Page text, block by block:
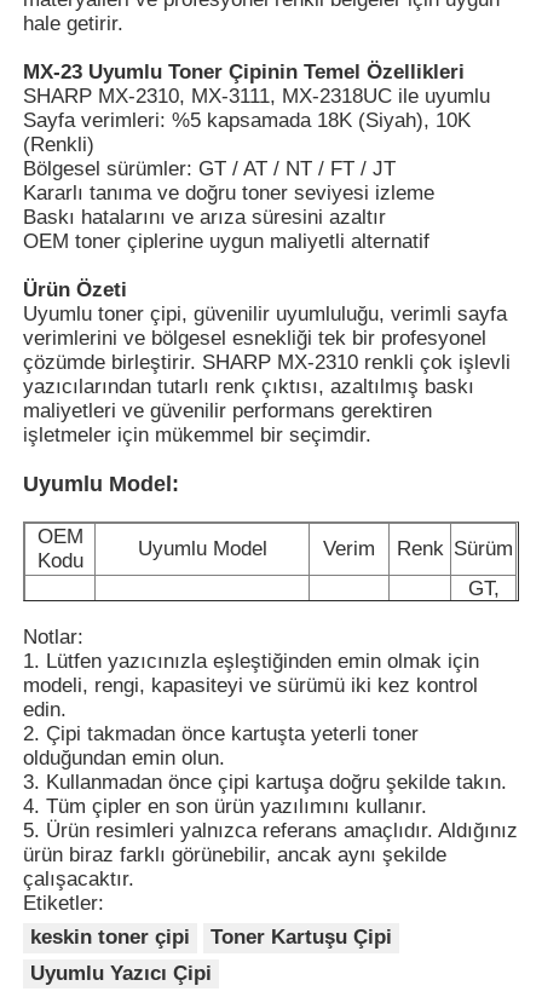
Hakkımızda
Bize ulaşın
Haberler
Tüm servis talepleri
Teklif isteği
HP toner çipi
Xerox Toner Çip
Lexmark Toner Çip
Kyocera toner çipi
Samsung Toner Çipi
Canon Toner Çipi
OKI Toner Çipi
Kardeş Toner Çipi
hale getirir.
MX-23 Uyumlu Toner Çipinin Temel Özellikleri
SHARP MX-2310, MX-3111, MX-2318UC ile uyumlu
Sayfa verimleri: %5 kapsamada 18K (Siyah), 10K
(Renkli)
Bölgesel sürümler: GT / AT / NT / FT / JT
Kararlı tanıma ve doğru toner seviyesi izleme
Baskı hatalarını ve arıza süresini azaltır
OEM toner çiplerine uygun maliyetli alternatif
Ürün Özeti
Uyumlu toner çipi, güvenilir uyumluluğu, verimli sayfa
verimlerini ve bölgesel esnekliği tek bir profesyonel
çözümde birleştirir. SHARP MX-2310 renkli çok işlevli
yazıcılarından tutarlı renk çıktısı, azaltılmış baskı
maliyetleri ve güvenilir performans gerektiren
işletmeler için mükemmel bir seçimdir.
Uyumlu Model:
OEM
Kodu
Uyumlu Model Verim Renk Sürüm
MX-23
GT,
FT, JT
Notlar:
1. Lütfen yazıcınızla eşleştiğinden emin olmak için
modeli, rengi, kapasiteyi ve sürümü iki kez kontrol
edin.
2. Çipi takmadan önce kartuşta yeterli toner
olduğundan emin olun.
3. Kullanmadan önce çipi kartuşa doğru şekilde takın.
4. Tüm çipler en son ürün yazılımını kullanır.
5. Ürün resimleri yalnızca referans amaçlıdır. Aldığınız
ürün biraz farklı görünebilir, ancak aynı şekilde
çalışacaktır.
Etiketler:
keskin toner çipi
Toner Kartuşu Çipi
Uyumlu Yazıcı Çipi